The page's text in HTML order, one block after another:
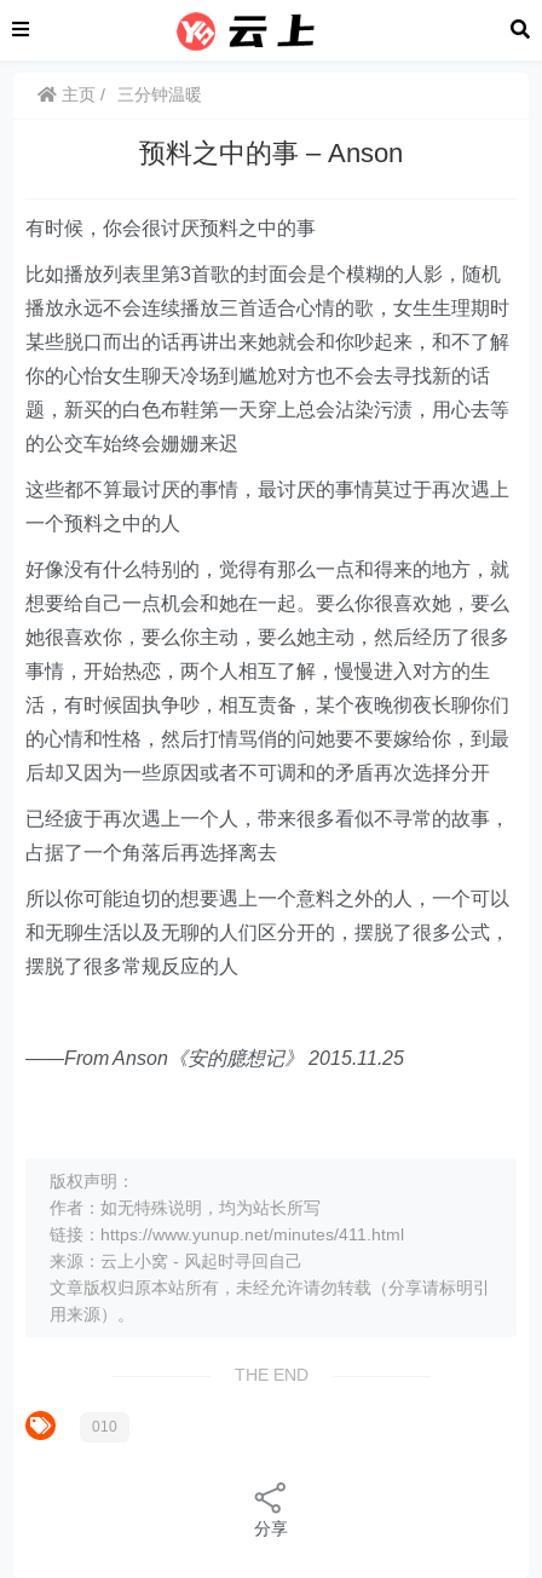
主页 三分钟温暖
预料之中的事 – Anson
有时候，你会很讨厌预料之中的事
比如播放列表里第3首歌的封面会是个模糊的人影，随机
播放永远不会连续播放三首适合心情的歌，女生生理期时
某些脱口而出的话再讲出来她就会和你吵起来，和不了解
你的心怡女生聊天冷场到尴尬对方也不会去寻找新的话
题，新买的白色布鞋第一天穿上总会沾染污渍，用心去等
的公交车始终会姗姗来迟
这些都不算最讨厌的事情，最讨厌的事情莫过于再次遇上
一个预料之中的人
好像没有什么特别的，觉得有那么一点和得来的地方，就
想要给自己一点机会和她在一起。要么你很喜欢她，要么
她很喜欢你，要么你主动，要么她主动，然后经历了很多
事情，开始热恋，两个人相互了解，慢慢进入对方的生
活，有时候固执争吵，相互责备，某个夜晚彻夜长聊你们
的心情和性格，然后打情骂俏的问她要不要嫁给你，到最
后却又因为一些原因或者不可调和的矛盾再次选择分开
已经疲于再次遇上一个人，带来很多看似不寻常的故事，
占据了一个角落后再选择离去
所以你可能迫切的想要遇上一个意料之外的人，一个可以
和无聊生活以及无聊的人们区分开的，摆脱了很多公式，
摆脱了很多常规反应的人
——From Anson《安的臆想记》 2015.11.25
版权声明：
作者：如无特殊说明，均为站长所写
链接：https://www.yunup.net/minutes/411.html
来源：云上小窝 - 风起时寻回自己
文章版权归原本站所有，未经允许请勿转载（分享请标明引
用来源）。
THE END
010
分享